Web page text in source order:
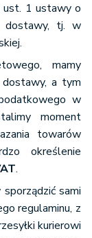
ust. 1 ustawy o
dostawy, tj. w
mamy
dostawy, a tym
w
moment
towarów
określenie
.
sami
regulaminu, z
kurierowi